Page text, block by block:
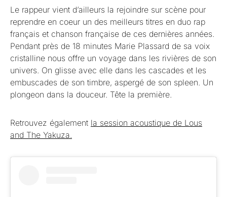
Le rappeur vient d’ailleurs la rejoindre sur scène pour
reprendre en coeur un des meilleurs titres en duo rap
français et chanson française de ces dernières années.
Pendant près de 18 minutes Marie Plassard de sa voix
cristalline nous offre un voyage dans les rivières de son
univers. On glisse avec elle dans les cascades et les
embuscades de son timbre, aspergé de son spleen. Un
plongeon dans la douceur. Tête la première.
Retrouvez également la session acoustique de Lous
and The Yakuza.